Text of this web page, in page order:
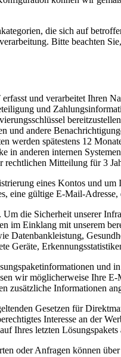
die sich auf
Bitte beachten
erfasst und verarbeitet Ihren
und
und andere
werden spätestens 12
in anderen internen
rechtlichen Mitteilung für 3
eines Kontos und
eine gültige E-Mail-
Um die Sicherheit unserer
im Einklang mit unserem
Datenbankleistung,
Geräte,
und
wir möglicherweise Ihre
zusätzliche Informationen
Gesetzen für
Interesse an der
Ihres letzten
oder Anfragen können